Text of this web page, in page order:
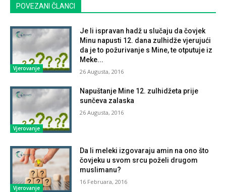
POVEZANI ČLANCI
Vjerovanje
Je li ispravan hadž u slučaju da čovjek
Minu napusti 12. dana zulhidže vjerujući
da je to požurivanje s Mine, te otputuje iz
Meke...
26 Augusta, 2016
Vjerovanje
Napuštanje Mine 12. zulhidžeta prije
sunčeva zalaska
26 Augusta, 2016
Vjerovanje
Da li meleki izgovaraju amin na ono što
čovjeku u svom srcu poželi drugom
muslimanu?
16 Februara, 2016